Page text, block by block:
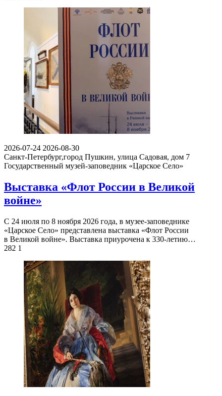
2026-07-24 2026-08-30
Санкт-Петербург,город Пушкин, улица Садовая, дом 7
Государственный музей-заповедник «Царское Село»
Выставка «Флот России в Великой
войне»
С 24 июля по 8 ноября 2026 года, в музее-заповеднике
«Царское Село» представлена выставка «Флот России
в Великой войне». Выставка приурочена к 330-летию…
282 1